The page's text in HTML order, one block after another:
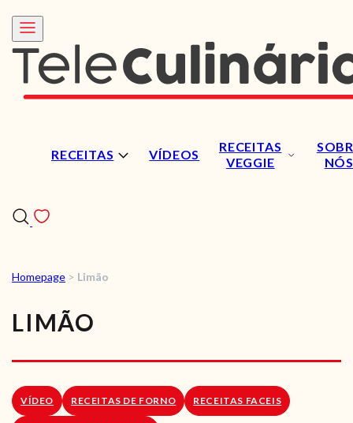
RECEITAS VÍDEOS
RECEITAS
VEGGIE
NÓS
RECEITAS VEGGIE
SOBRE NÓS
Homepage > Limão
LIMÃO
VÍDEO RECEITAS DE FORNO RECEITAS FACEIS